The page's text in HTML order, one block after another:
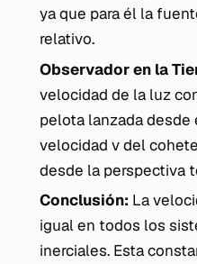
ya que para él la
relativo.
Observador en la
velocidad de la luz
pelota lanzada desde
velocidad vdel
desde la perspectiva
Conclusión: La
igual en todos los
inerciales. Esta